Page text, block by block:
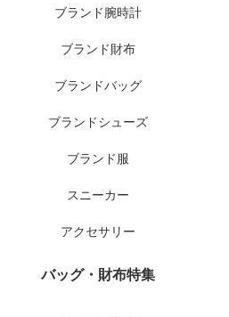
ブランド腕時計
ブランド財布
ブランドバッグ
ブランドシューズ
ブランド服
スニーカー
アクセサリー
バッグ・財布特集